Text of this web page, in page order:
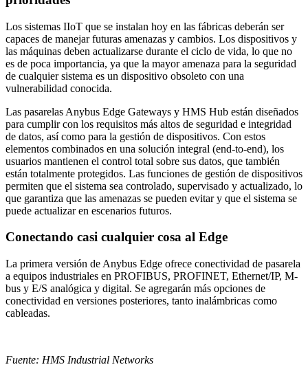
Los sistemas IIoT que se instalan hoy en las fábricas deberán ser
capaces de manejar futuras amenazas y cambios. Los dispositivos y
las máquinas deben actualizarse durante el ciclo de vida, lo que no
es de poca importancia, ya que la mayor amenaza para la seguridad
de cualquier sistema es un dispositivo obsoleto con una
vulnerabilidad conocida.
Las pasarelas Anybus Edge Gateways y HMS Hub están diseñados
para cumplir con los requisitos más altos de seguridad e integridad
de datos, así como para la gestión de dispositivos. Con estos
elementos combinados en una solución integral (end-to-end), los
usuarios mantienen el control total sobre sus datos, que también
están totalmente protegidos. Las funciones de gestión de dispositivos
permiten que el sistema sea controlado, supervisado y actualizado, lo
que garantiza que las amenazas se pueden evitar y que el sistema se
puede actualizar en escenarios futuros.
Conectando casi cualquier cosa al Edge
La primera versión de Anybus Edge ofrece conectividad de pasarela
a equipos industriales en PROFIBUS, PROFINET, Ethernet/IP, M-
bus y E/S analógica y digital. Se agregarán más opciones de
conectividad en versiones posteriores, tanto inalámbricas como
cableadas.
Fuente: HMS Industrial Networks